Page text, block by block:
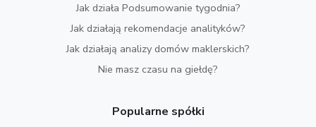
Jak działa Podsumowanie tygodnia?
Jak działają rekomendacje analityków?
Jak działają analizy domów maklerskich?
Nie masz czasu na giełdę?
Popularne spółki